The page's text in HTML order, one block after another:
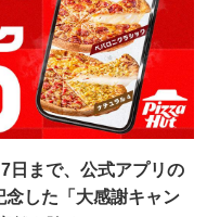
日まで、公式アプリの
念した「大感謝キャン